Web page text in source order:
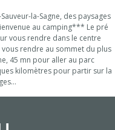
la-Sagne, des paysages
au camping*** Le pré
vous rendre dans le centre
rendre au sommet du plus
45 mn pour aller au parc
kilomètres pour partir sur la